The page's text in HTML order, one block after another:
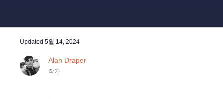
Updated 5월 14, 2024
Alan Draper
작가